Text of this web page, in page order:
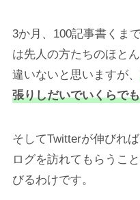
3か月、100記事書くま
は先人の方たちのほと
違いないと思いますが、
張りしだいでいくらで
そしてTwitterが伸びれ
ログを訪れてもらうこ
びるわけです。